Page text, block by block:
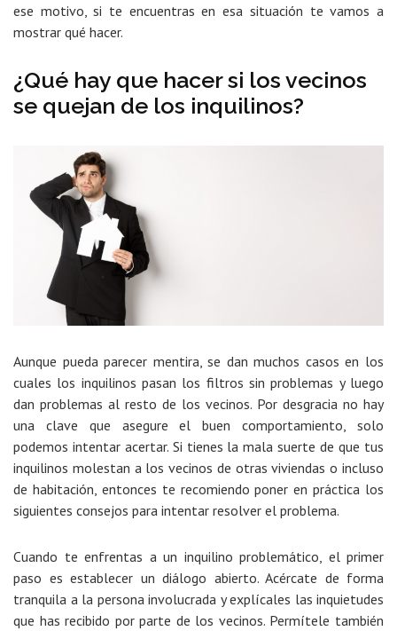
ese motivo, si te encuentras en esa situación te vamos a
mostrar qué hacer.
¿Qué hay que hacer si los vecinos
se quejan de los inquilinos?
Aunque pueda parecer mentira, se dan muchos casos en los
cuales los inquilinos pasan los filtros sin problemas y luego
dan problemas al resto de los vecinos. Por desgracia no hay
una clave que asegure el buen comportamiento, solo
podemos intentar acertar. Si tienes la mala suerte de que tus
inquilinos molestan a los vecinos de otras viviendas o incluso
de habitación, entonces te recomiendo poner en práctica los
siguientes consejos para intentar resolver el problema.
Cuando te enfrentas a un inquilino problemático, el primer
paso es establecer un diálogo abierto. Acércate de forma
tranquila a la persona involucrada y explícales las inquietudes
que has recibido por parte de los vecinos. Permítele también